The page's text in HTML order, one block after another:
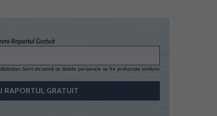
Raportul Gratuit
Sunt de acord ca datele personale sa fie prelucrate conform